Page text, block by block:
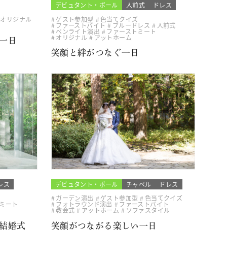
オリジナル
日
デビュタント・ボール 人前式
ドレス
ゲスト参加型
色当てクイズ
ファーストバイト ブルードレス 人前式
ペンライト演出 ファーストミート
オリジナル
アットホーム
笑顔と絆がつなぐ一日
ス
ート
婚式
デビュタント・ボール チャペル
ドレス
ガーデン演出
ゲスト参加型 色当てクイズ
フォトラウンド演出 ファーストバイト
教会式 アットホーム
ソファスタイル
笑顔がつながる楽しい一日